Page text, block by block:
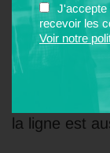
J'accepte
recevoir les
Voir notre
Une
pallier à cette
meilleure
Une
la ligne est